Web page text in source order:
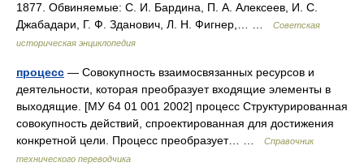
1877. Обвиняемые: С. И. Бардина, П. А. Алексеев, И. С.
Джабадари, Г. Ф. Зданович, Л. Н. Фигнер,… …
Советская
историческая энциклопедия
процесс — Совокупность взаимосвязанных ресурсов и
деятельности, которая преобразует входящие элементы в
выходящие. [МУ 64 01 001 2002] процесс Структурированная
совокупность действий, спроектированная для достижения
конкретной цели. Процесс преобразует… …
Справочник
технического переводчика